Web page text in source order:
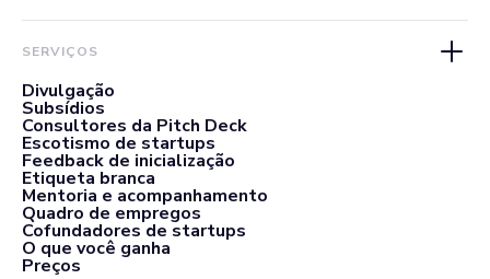
SERVIÇOS
Divulgação
Subsídios
Consultores da Pitch Deck
Escotismo de startups
Feedback de inicialização
Etiqueta branca
Mentoria e acompanhamento
Quadro de empregos
Cofundadores de startups
O que você ganha
Preços